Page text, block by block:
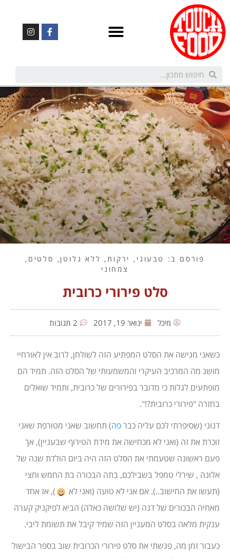
פורסם ב: טבעוני , ירקות, ללא גלוטן, סלטים ,
צמחוני
סלט פירורי כרובית
מיכל ינואר 19, 2017 2 תגובות
כשאני מגישה את הסלט המפתיע הזה לשולחן, לרוב אין לאורחיי
מושג מה המרכיב העיקרי והמשמעותי של הסלט הזה. תמיד הם
מופתעים לגלות כי מדובר בפירורים של כרובית, ותמיד שואלים
בחזרה "פירורי כרובית?!".
דנוני (שסיפרתי לכם עליה כברפה) תחשוב שאני מטורפת שאני
זוכרת את זה (ואני לא מכחישה את מידת הטירוף שבעניין), אך
פעם ראשונה שטעמתי את הסלט הזה היה ביום הולדת שנה של
אלונה , שירלי טמפל בשבילכם, בתה הבכורה בת החמש וחצי
(תעשו את החישוב..). אם אני לא טועה (ואני לא
), אז אחד
מאחיה הבכורים של דנה (יש שלושה כאלה) הביא לפיקניק קערה
ענקית מלאה בסלט המעניין הזה שמיד קיבל את תשומת ליבי.
כעבור זמן מה, פגשתי את סלט פירורי הכרובית שוב בספר הבישול